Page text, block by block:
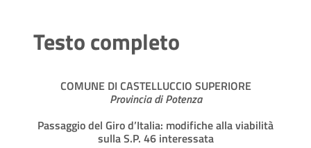
Testo completo
COMUNE DI CASTELLUCCIO SUPERIORE
Provincia di Potenza
Passaggio del Giro d’Italia: modifiche alla viabilità
sulla S.P. 46 interessata